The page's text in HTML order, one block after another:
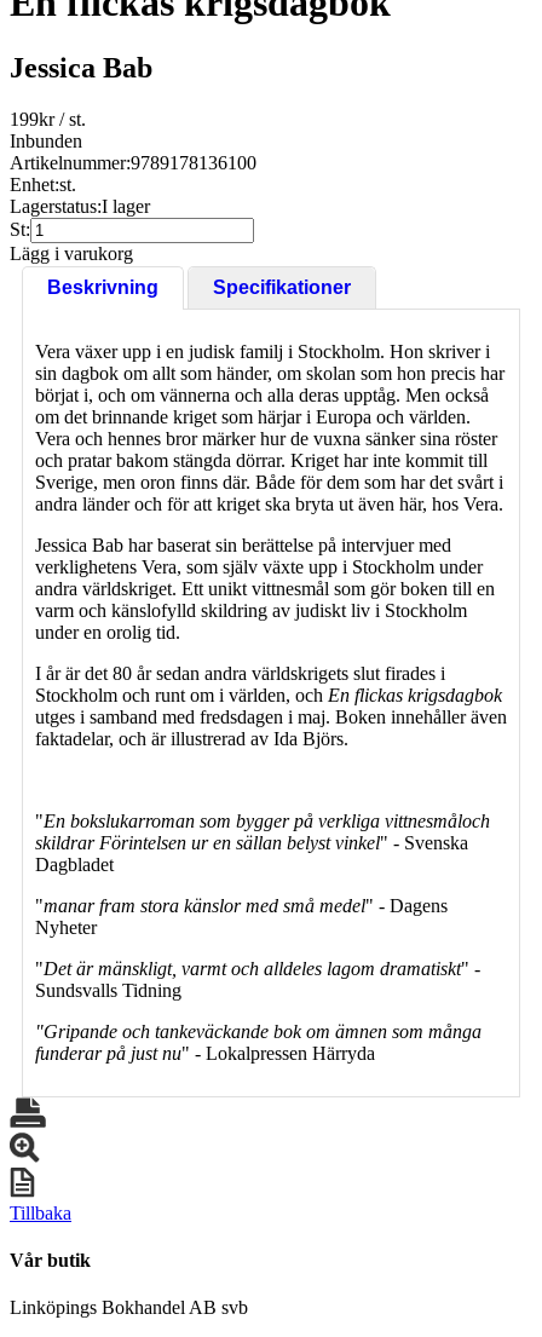
Jessica Bab
199kr/ st.
Inbunden
Artikelnummer:9789178136100
Enhet:st.
Lagerstatus:I lager
St:
Lägg i varukorg
Beskrivning
Specifikationer
Vera växer upp i en judisk familj i Stockholm. Hon skriver i
sin dagbok om allt som händer, om skolan som hon precis har
börjat i, och om vännerna och alla deras upptåg. Men också
om det brinnande kriget som härjar i Europa och världen.
Vera och hennes bror märker hur de vuxna sänker sina röster
och pratar bakom stängda dörrar. Kriget har inte kommit till
Sverige, men oron finns där. Både för dem som har det svårt i
andra länder och för att kriget ska bryta ut även här, hos Vera.
Jessica Bab har baserat sin berättelse på intervjuer med
verklighetens Vera, som själv växte upp i Stockholm under
andra världskriget. Ett unikt vittnesmål som gör boken till en
varm och känslofylld skildring av judiskt liv i Stockholm
under en orolig tid.
I år är det 80 år sedan andra världskrigets slut firades i
Stockholm och runt om i världen, och En flickas krigsdagbok
utges i samband med fredsdagen i maj. Boken innehåller även
faktadelar, och är illustrerad av Ida Björs.
"En bokslukarroman som bygger på verkliga vittnesmåloch
skildrar Förintelsen ur en sällan belyst vinkel" - Svenska
Dagbladet
"manar fram stora känslor med små medel" - Dagens
Nyheter
"Det är mänskligt, varmt och alldeles lagom dramatiskt" -
Sundsvalls Tidning
"Gripande och tankeväckande bok om ämnen som många
funderar på just nu" - Lokalpressen Härryda
Tillbaka
Vår butik
Linköpings Bokhandel AB svb